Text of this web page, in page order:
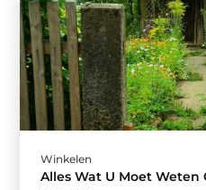
Winkelen
Alles Wat U Moet